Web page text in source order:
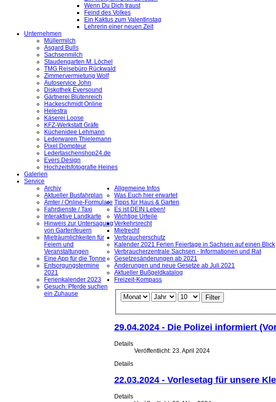
Wenn Du Dich traust
Feind des Volkes
Ein Kaktus zum Valentinstag
Lehrerin einer neuen Zeit
Unternehmen
Müllermilch
Asgard Bulls
Sachsenmilch
Staudengarten M. Löchel
TMG Reisebüro Rückwald
Zimmervermietung Wolf
Autoservice John
Diskothek Eversound
Gärtnerei Blütenreich
Hackeschmidt Online
Helestra
Käserei Loose
KFZ-Werkstatt Gräfe
Küchenidee Lehmann
Lederwaren Thielemann
Pixel Dompteur
Ledertaschenshop24.de
Evers Design
Hochzeitsfotografie Heines
Galerien
Service
Archiv
Aktueller Busfahrplan
Ämter / Online-Formulare
Fahrdienste / Taxi
Interaktive Landkarte
Hinweis zur Untersagung
von Gartenfeuern
Mieträumlichkeiten für
Feiern und
Veranstaltungen
Eine App für die Tonne
Entsorgungstermine
2021
Ferienkalender 2023
Gesuch: Pferde suchen
ein Zuhause
Allgemeine Infos
Was Euch hier erwartet
Tipps für Haus & Garten
Es ist DEIN Leben!
Wichtige Urteile
Verkehrsrecht
Mietrecht
Verbraucherschutz
Kalender 2021 Ferien Feiertage in Sachsen auf einen Blick
Verbraucherzentrale Sachsen - Informationen und Rat
Gesetzesänderungen ab 2021
Änderungen und neue Gesetze ab Juli 2021
Aktueller Bußgeldkatalog
Freizeit-Kompass
Filter
29.04.2024 - Die Polizei informiert
Details
Veröffentlicht: 23. April 2024
Details
22.03.2024 - Vorlesetag für unsere
Details